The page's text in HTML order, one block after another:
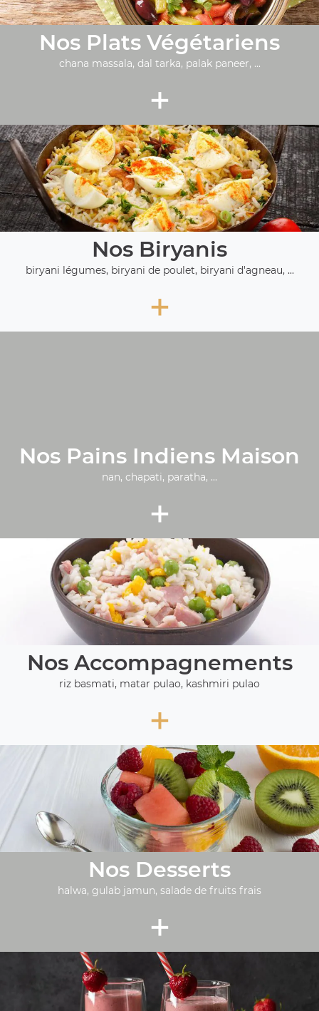
Nos Plats Végétariens
chana massala, dal tarka, palak paneer, ...
+
Nos Biryanis
biryani légumes, biryani de poulet, biryani d'agneau, ...
+
Nos Pains Indiens Maison
nan, chapati, paratha, ...
+
Nos Accompagnements
riz basmati, matar pulao, kashmiri pulao
+
Nos Desserts
halwa, gulab jamun, salade de fruits frais
+